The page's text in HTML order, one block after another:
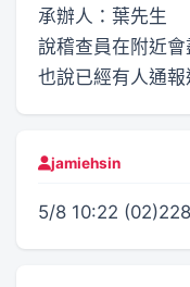
承辦人：葉先生
說稽查員在附近
也說已經有人通
jamiehsin
5/8 10:22